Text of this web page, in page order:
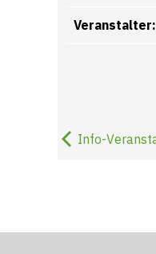
Veranstalter:
Info-